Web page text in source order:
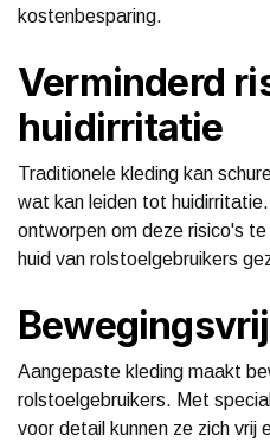
kostenbesparing.
Verminderd
huidirritatie
Traditionele kleding kan
wat kan leiden tot
ontworpen om deze risico's
huid van rolstoelgebruikers
Aangepaste kleding maakt
rolstoelgebruikers. Met
voor detail kunnen ze zich vrij